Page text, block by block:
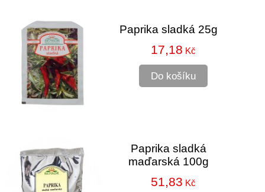
Paprika sladká 25g
17,18 Kč
Do košíku
Paprika sladká
maďarská 100g
51,83 Kč